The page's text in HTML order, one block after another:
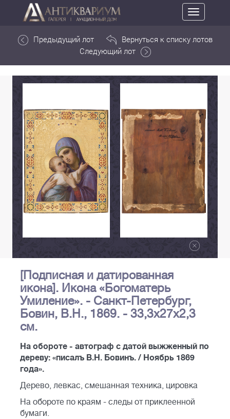
Toggle
navigation
Предыдущий лот
Вернуться к списку лотов
Следующий лот
[Подписная и датированная
икона]. Икона «Богоматерь
Умиление». - Санкт-Петербург,
Бовин, В.Н., 1869. - 33,3х27х2,3
см.
На обороте - автограф с датой выжженный по
дереву: «писалъ В.Н. Бовинъ. / Ноябрь 1869
года».
Дерево, левкас, смешанная техника, цировка
На обороте по краям - следы от приклеенной
бумаги.